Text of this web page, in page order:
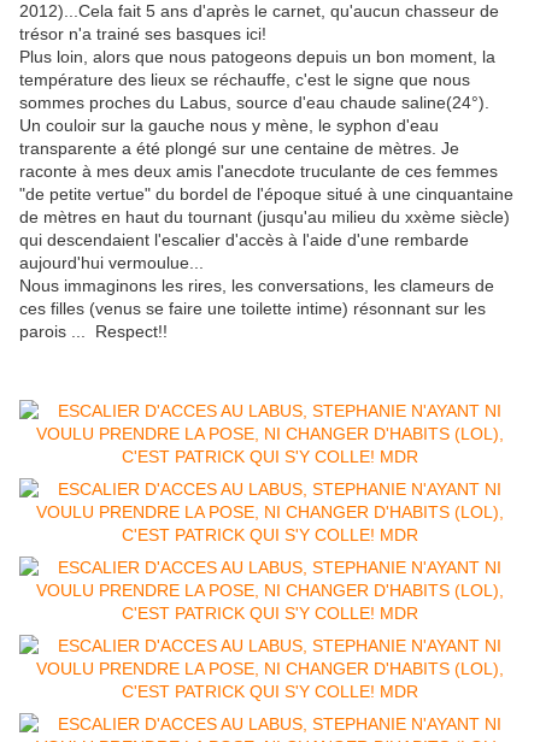
2012)...Cela fait 5 ans d'après le carnet, qu'aucun chasseur de
trésor n'a trainé ses basques ici!
Plus loin, alors que nous patogeons depuis un bon moment, la
température des lieux se réchauffe, c'est le signe que nous
sommes proches du Labus, source d'eau chaude saline(24°).
Un couloir sur la gauche nous y mène, le syphon d'eau
transparente a été plongé sur une centaine de mètres. Je
raconte à mes deux amis l'anecdote truculante de ces femmes
"de petite vertue" du bordel de l'époque situé à une cinquantaine
de mètres en haut du tournant (jusqu'au milieu du xxème siècle)
qui descendaient l'escalier d'accès à l'aide d'une rembarde
aujourd'hui vermoulue...
Nous immaginons les rires, les conversations, les clameurs de
ces filles (venus se faire une toilette intime) résonnant sur les
parois ... Respect!!